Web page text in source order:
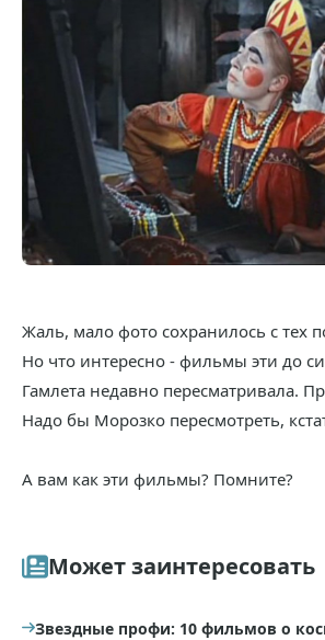
Жаль, мало фото сохранилось с тех
Но что интересно - фильмы эти до
Гамлета недавно пересматривала.
Надо бы Морозко пересмотреть,
А вам как эти фильмы? Помните?
Может заинтересовать
Звездные профи: 10 фильмов о